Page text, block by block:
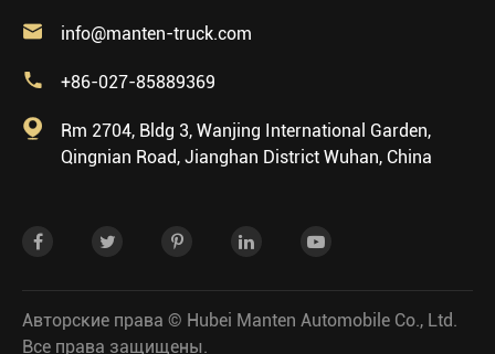
 info@manten-truck.com
 +86-027-85889369

Rm 2704, Bldg 3, Wanjing International Garden,
Qingnian Road, Jianghan District Wuhan, China
Авторские права © Hubei Manten Automobile Co., Ltd.
Все права защищены.